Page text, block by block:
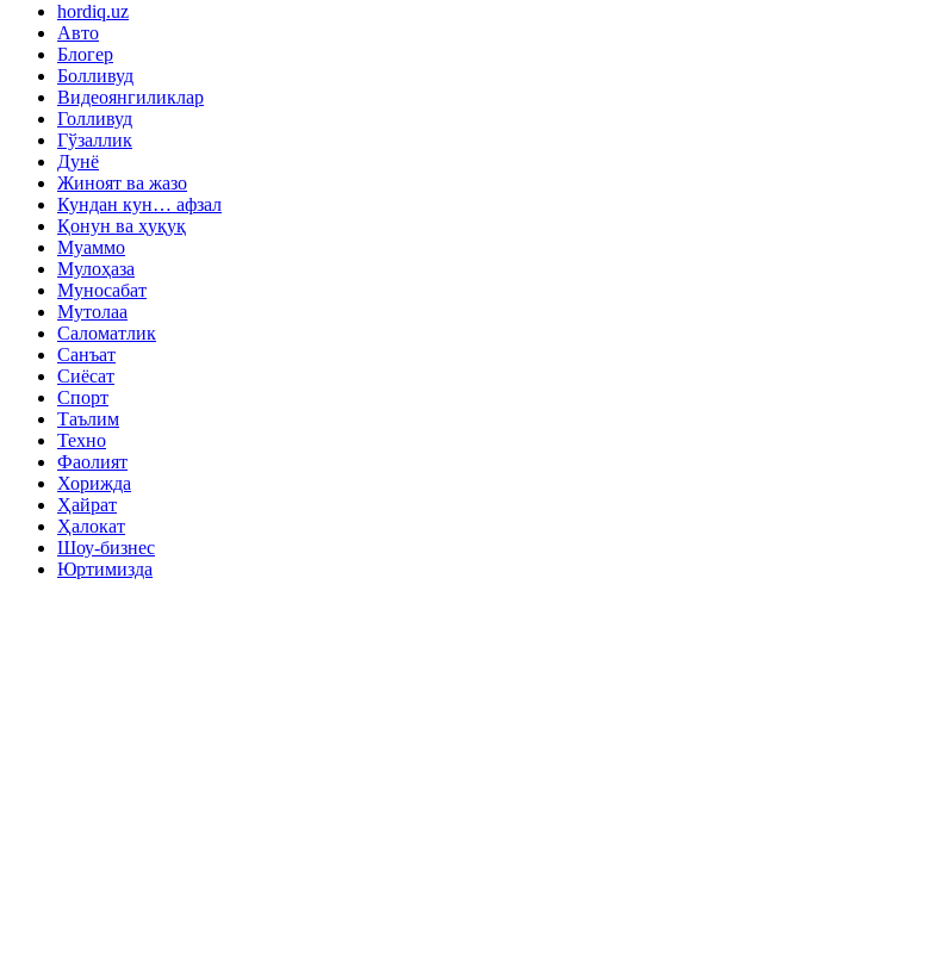
hordiq.uz
Авто
Блогер
Болливуд
Видеоянгиликлар
Голливуд
Гўзаллик
Дунё
Жиноят ва жазо
Кундан кун… афзал
Қонун ва ҳуқуқ
Муаммо
Мулоҳаза
Муносабат
Мутолаа
Саломатлик
Санъат
Сиёсат
Спорт
Таълим
Техно
Фаолият
Хорижда
Ҳайрат
Ҳалокат
Шоу-бизнес
Юртимизда